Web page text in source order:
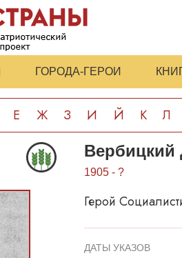
ГОРОДА-ГЕРОИ
Е Ж З И Й К Л
Вербицкий
1905 - ?
Герой
ДАТЫ УКАЗОВ